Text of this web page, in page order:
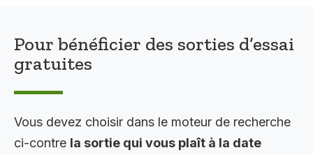
Pour bénéficier des sorties d’essai
gratuites
Vous devez choisir dans le moteur de recherche
ci-contre la sortie qui vous plaît à la date